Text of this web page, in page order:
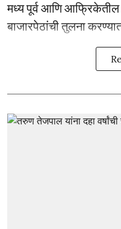
मध्य पूर्व आणि
बाजारपेठांची तुलना